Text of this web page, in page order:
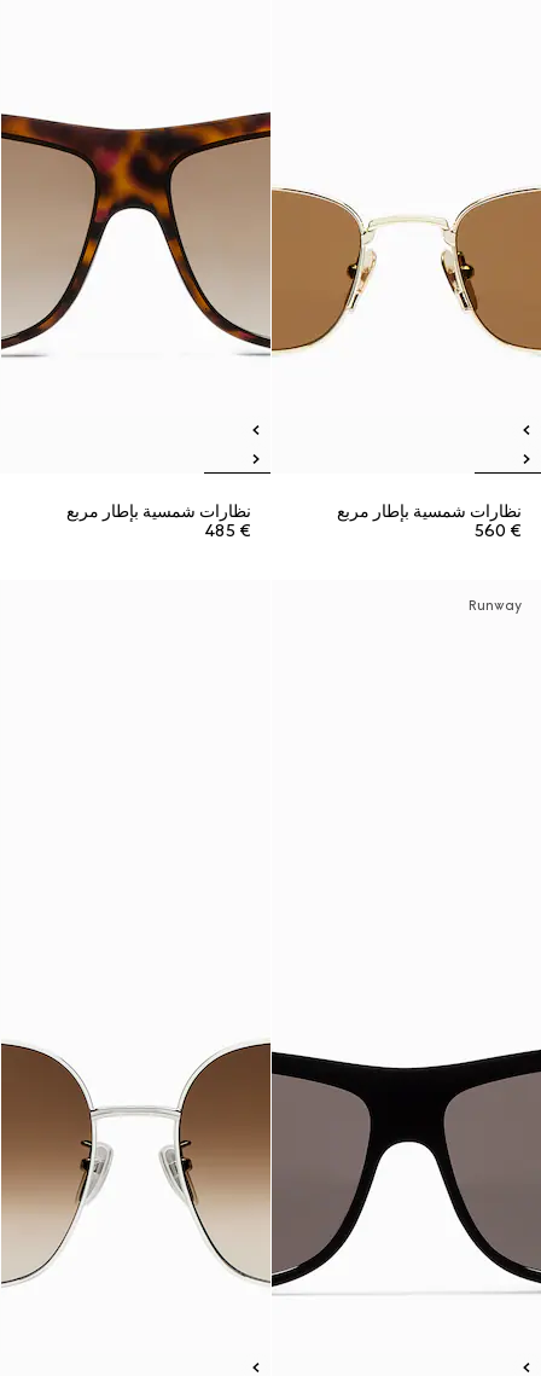
نظارات شمسية بإطار مربع
€ 560
نظارات شمسية بإطار مربع
€ 485
Runway